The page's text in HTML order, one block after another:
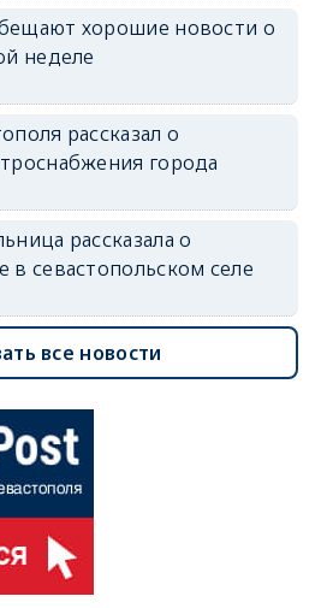
хорошие новости о
неделе
рассказал о
города
рассказала о
в севастопольском селе
все новости